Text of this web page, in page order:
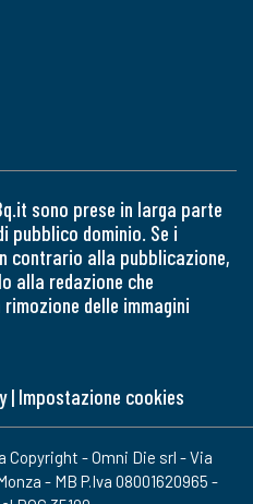
sono prese in larga parte
pubblico dominio. Se i
contrario alla pubblicazione,
alla redazione che
delle immagini
| Impostazione cookies
- Omni Die srl - Via
- MB P.Iva 08001620965 -